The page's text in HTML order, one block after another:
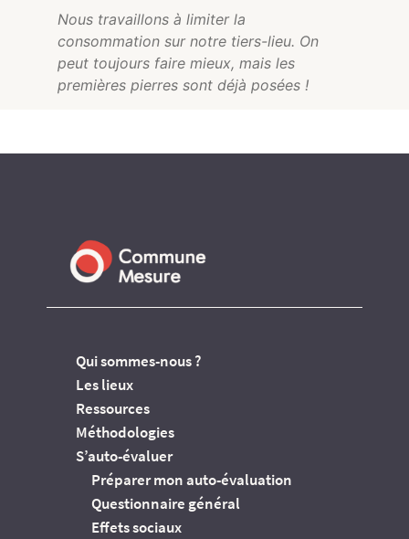
Nous travaillons à limiter la
consommation sur notre tiers-lieu. On
peut toujours faire mieux, mais les
premières pierres sont déjà posées !
Qui sommes-nous ?
Les lieux
Ressources
Méthodologies
S’auto-évaluer
Préparer mon auto-évaluation
Questionnaire général
Effets sociaux